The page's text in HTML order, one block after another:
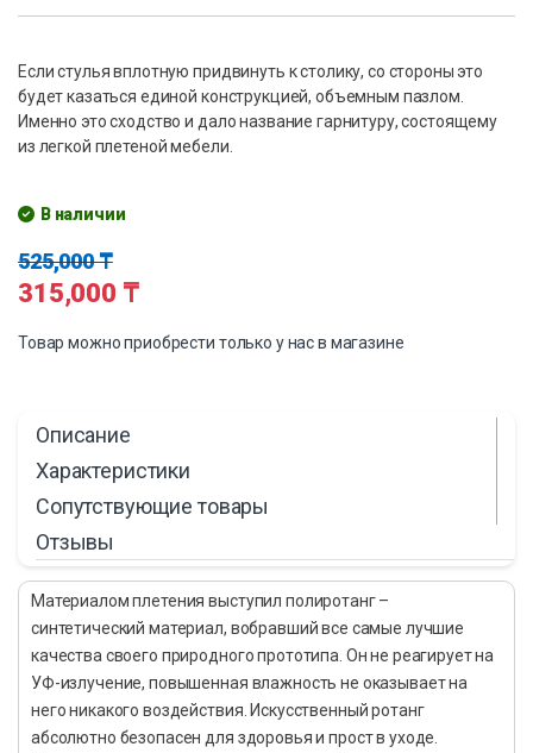
Если стулья вплотную придвинуть к столику, со стороны это
будет казаться единой конструкцией, объемным пазлом.
Именно это сходство и дало название гарнитуру, состоящему
из легкой плетеной мебели.
В наличии
525,000₸
315,000 ₸
Товар можно приобрести только у нас в магазине
Описание
Характеристики
Сопутствующие товары
Отзывы
Материалом плетения выступил полиротанг –
синтетический материал, вобравший все самые лучшие
качества своего природного прототипа. Он не реагирует на
УФ-излучение, повышенная влажность не оказывает на
него никакого воздействия. Искусственный ротанг
абсолютно безопасен для здоровья и прост в уходе.